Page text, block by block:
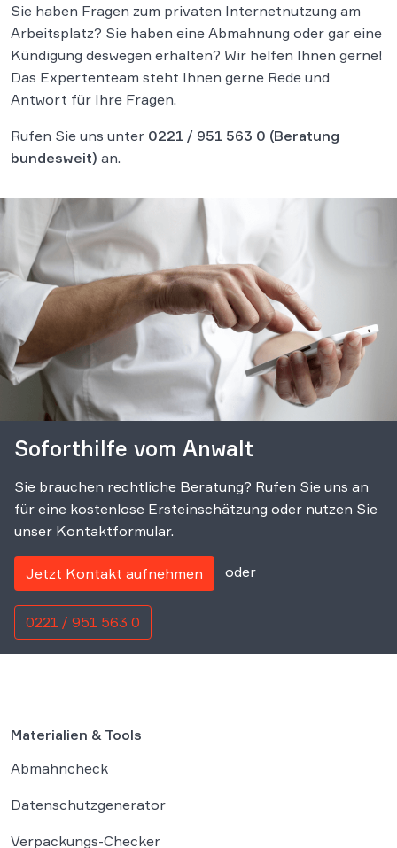
Sie haben Fragen zum privaten Internetnutzung am
Arbeitsplatz? Sie haben eine Abmahnung oder gar eine
Kündigung deswegen erhalten? Wir helfen Ihnen gerne!
Das Expertenteam steht Ihnen gerne Rede und
Antwort für Ihre Fragen.
Rufen Sie uns unter 0221 / 951 563 0 (Beratung
bundesweit) an.
Soforthilfe vom Anwalt
Sie brauchen rechtliche Beratung? Rufen Sie uns an
für eine kostenlose Ersteinschätzung oder nutzen Sie
unser Kontaktformular.
Jetzt Kontakt aufnehmen oder
0221 / 951 563 0
Materialien & Tools
Abmahncheck
Datenschutzgenerator
Verpackungs-Checker